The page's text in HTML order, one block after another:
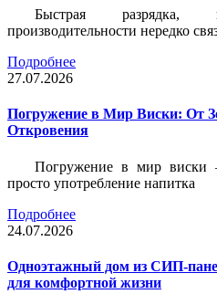
Быстрая
производительности нередко
Подробнее
27.07.2026
Погружение в Мир Виски: От
Откровения
Погружение в мир виски
просто употребление напитка
Подробнее
24.07.2026
Одноэтажный дом из СИП-
для комфортной жизни